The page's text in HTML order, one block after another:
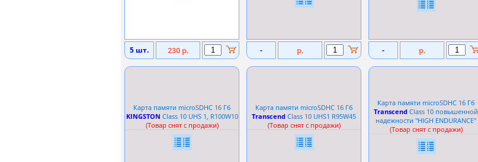
5 шт. 230 р. - р. - р.
Карта памяти microSDHC 16 Гб
KINGSTON Сlass 10 UHS 1, R100W10
(Товар снят с продажи)
Карта памяти microSDHC 16 Гб
Transcend Сlass 10 UHS1 R95W45
(Товар снят с продажи)
Карта памяти microSDHC 16 Гб
Transcend Сlass 10 повышенной
надежности ''HIGH ENDURANCE''
(Товар снят с продажи)